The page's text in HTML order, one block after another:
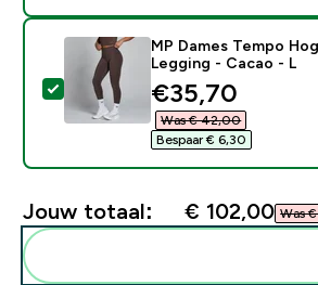
Selecteer dit product - MP
MP Dames Tempo
Legging - Cacao - L
discounted
€35,70‎
Was € 42,00‎
Bespaar € 6,30‎
Jouw totaal: € 102,00‎ Was